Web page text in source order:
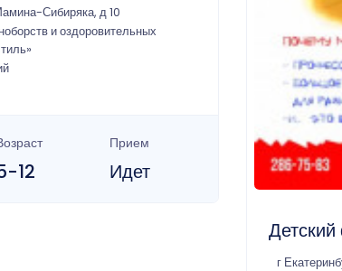
Сибиряка, д 10
и оздоровительных
12
Прием
Идет
г